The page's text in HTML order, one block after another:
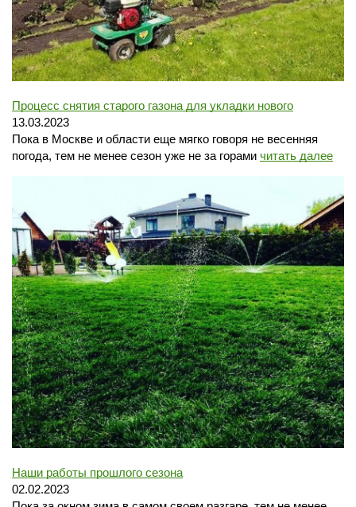
Процесс снятия старого газона для укладки нового
13.03.2023
Пока в Москве и области еще мягко говоря не весенняя
погода, тем не менее сезон уже не за горами читать далее
Наши работы прошлого сезона
02.02.2023